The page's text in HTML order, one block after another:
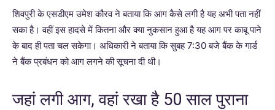
शिवपुरी के एसडीएम उमेश कौरव ने बताया कि आग कैसे लगी है यह अभी पता नहीं
सका है। वहीं इस हादसे में कितना और क्या नुकसान हुआ है यह आग पर काबू पाने
के बाद ही पता चल सकेगा। अधिकारी ने बताया कि सुबह 7:30 बजे बैंक के गार्ड
ने बैंक प्रबंधन को आग लगने की सूचना दी थी।
जहां लगी आग, वहां रखा है 50 साल पुराना